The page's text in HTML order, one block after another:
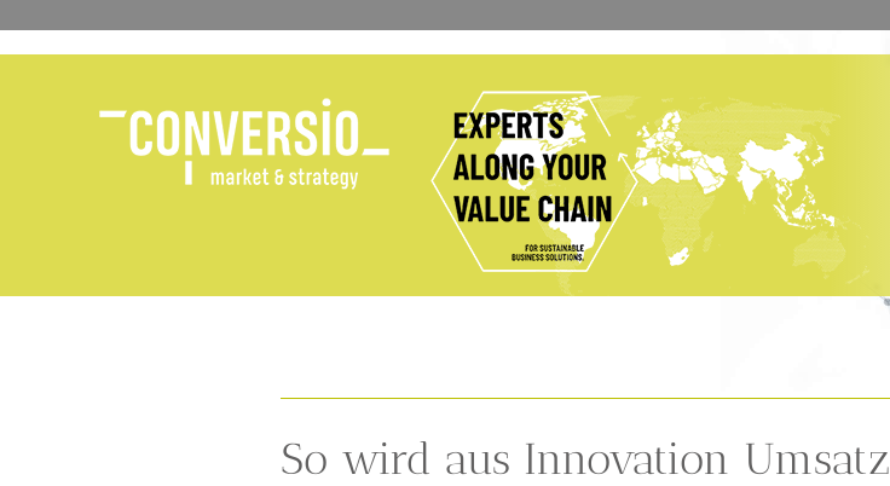
So wird aus Innovation Umsatz